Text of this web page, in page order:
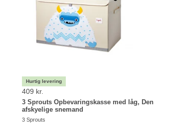
409 kr.
3 Sprouts Opbevaringskasse med låg, Den
afskyelige snemand
3 Sprouts